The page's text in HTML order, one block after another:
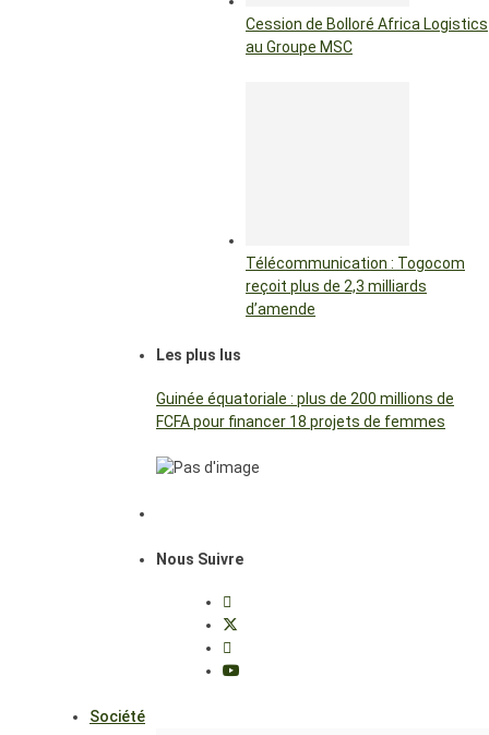
Cession de Bolloré Africa Logistics
au Groupe MSC
Télécommunication : Togocom
reçoit plus de 2,3 milliards
d’amende
Les plus lus
Guinée équatoriale : plus de 200 millions de
FCFA pour financer 18 projets de femmes
Nous Suivre
Société